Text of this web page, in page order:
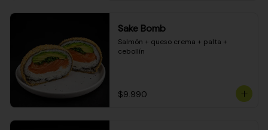
Sake Bomb
Salmón + queso crema + palta +
cebollín
$9.990